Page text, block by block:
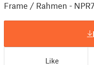
Frame / Rahmen -
Like